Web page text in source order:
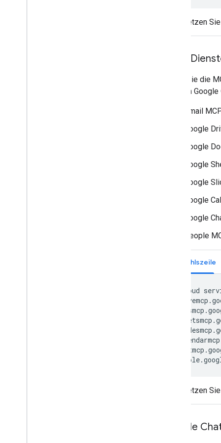
Ersetzen
MCP-
Damit Sie die
in Ihrem
Gmail
Google
Google
Google
Google
Google
Google
People
Befehlszeile
gcloud
Ersetzen
Google